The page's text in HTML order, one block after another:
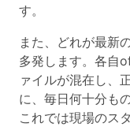
す。
また、どれが最新
多発します。各自
ァイルが混在し、
に、毎日何十分も
これでは現場のス